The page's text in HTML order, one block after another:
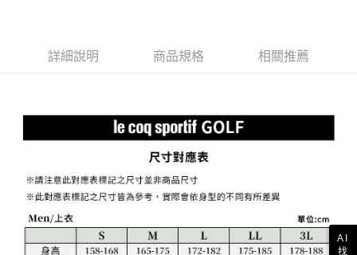
用戶於交易時，得透過本服務購買商品或服務，並由商店將買賣／分期付款
3.完整用戶服務條款，請詳閱以下連結：https://oppay.tw/userRule
購買商品的店家。未經商家同意取消之訂單仍視為有效，需透過AFTEE先享
客戶支援中心」https://netprotections.freshdesk.com/support/home
【注意事項】
１．透過由恩沛科技股份有限公司提供之「AFTEE先享後付」服務完成之交
易，需依本服務之必要範圍內提供個人資料，並將交易相關給付款項請求債
權轉讓予恩沛科技股份有限公司。
２．關於個人資料處理事宜，請瀏覽以下網址：
https://aftee.tw/terms/#terms3
３．未成年的使用者請事先徵得法定代理人或監護人之同意方可使用
「AFTEE先享後付」，若未經同意申辦者引起之損失，本公司不負相關責
7-11取貨付款
付款後7-11取貨
宅配
詳細說明 商品規格 相關推薦
AI
找